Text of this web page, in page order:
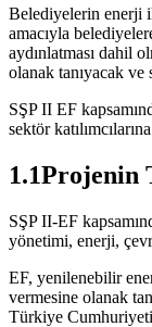
Belediyelerin enerji
amacıyla
aydınlatması dahil
olanak tanıyacak ve
SŞP II EF
sektör
1.1Projenin
SŞP II-EF
yönetimi, enerji,
EF, yenilenebilir
vermesine olanak
Türkiye Cumhuriyeti